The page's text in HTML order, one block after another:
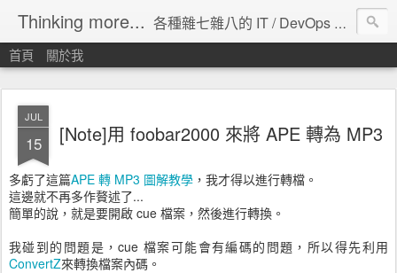
Thinking more... 各種雜七雜八的 IT / DevOps 工具 / 程式設計 / 雲端服務分享。
首頁 關於我
JUL
15 [Note]用 foobar2000 來將 APE 轉為 MP3
多虧了這篇APE 轉 MP3 圖解教學 ，我才得以進行轉檔。
這邊就不再多作贅述了...
簡單的說，就是要開啟 cue 檔案，然後進行轉換。
我碰到的問題是，cue 檔案可能會有編碼的問題，所以得先利用
ConvertZ來轉換檔案內碼。